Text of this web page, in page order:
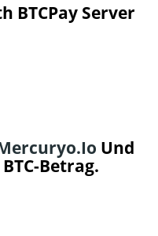
BTCPay Server
Und
Betrag.